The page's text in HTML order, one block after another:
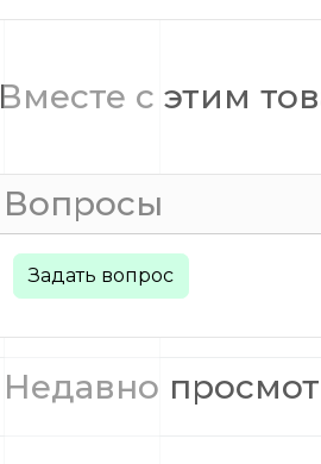
Вместе с этим
Вопросы
Задать вопрос
Недавно